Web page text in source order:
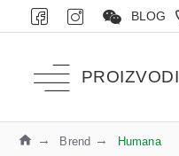
BLOG
PROIZVODI
Brend Humana